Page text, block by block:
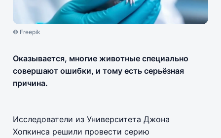
© Freepik
Оказывается, многие животные специально
совершают ошибки, и тому есть серьёзная
причина.
Исследователи из Университета Джона
Хопкинса решили провести серию